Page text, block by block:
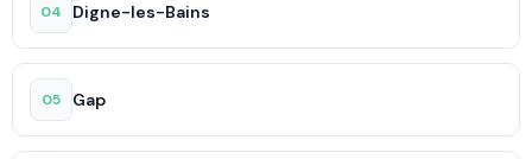
04 Digne-les-Bains
05 Gap